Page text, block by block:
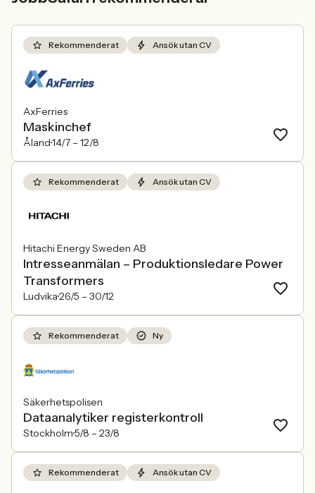
Rekommenderat Ansök utan CV
AxFerries
Maskinchef
Åland14/7 – 12/8
Rekommenderat Ansök utan CV
Hitachi Energy Sweden AB
Intresseanmälan – Produktionsledare Power
Transformers
Ludvika26/5 – 30/12
Rekommenderat Ny
Säkerhetspolisen
Dataanalytiker registerkontroll
Stockholm5/8 – 23/8
Rekommenderat Ansök utan CV